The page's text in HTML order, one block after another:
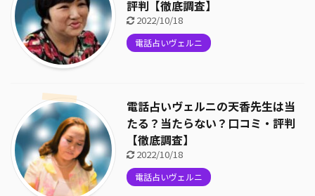
評判【徹底調査】
2022/10/18
電話占いヴェルニ
電話占いヴェルニの天香先生は当
たる？当たらない？口コミ・評判
【徹底調査】
2022/10/18
電話占いヴェルニ